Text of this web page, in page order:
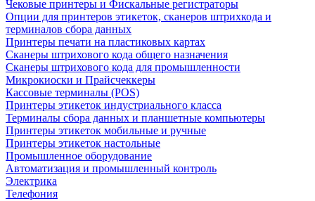
Чековые принтеры и Фискальные регистраторы
Опции для принтеров этикеток, сканеров штрихкода и
терминалов сбора данных
Принтеры печати на пластиковых картах
Сканеры штрихового кода общего назначения
Сканеры штрихового кода для промышленности
Микрокиоски и Прайсчеккеры
Кассовые терминалы (POS)
Принтеры этикеток индустриального класса
Терминалы сбора данных и планшетные компьютеры
Принтеры этикеток мобильные и ручные
Принтеры этикеток настольные
Промышленное оборудование
Автоматизация и промышленный контроль
Электрика
Телефония